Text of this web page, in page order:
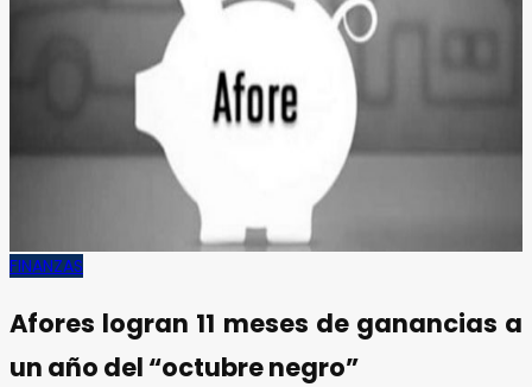
FINANZAS
Afores logran 11 meses de ganancias a
un año del “octubre negro”